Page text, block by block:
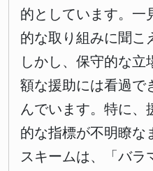
的としています。一
的な取り組みに聞こ
しかし、保守的な立
額な援助には看過で
んでいます。特に、
的な指標が不明瞭な
スキームは、「バラ